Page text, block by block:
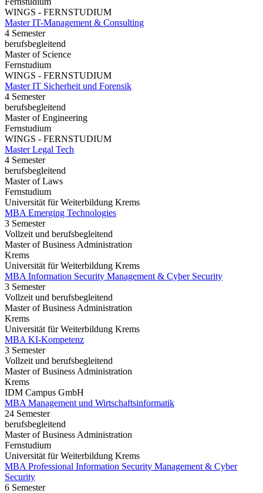
WINGS - FERNSTUDIUM
Master IT-Management & Consulting
4 Semester
berufsbegleitend
Master of Science
Fernstudium
WINGS - FERNSTUDIUM
Master IT Sicherheit und Forensik
4 Semester
berufsbegleitend
Master of Engineering
Fernstudium
WINGS - FERNSTUDIUM
Master Legal Tech
4 Semester
berufsbegleitend
Master of Laws
Fernstudium
Universität für Weiterbildung Krems
MBA Emerging Technologies
3 Semester
Vollzeit und berufsbegleitend
Master of Business Administration
Krems
Universität für Weiterbildung Krems
MBA Information Security Management & Cyber Security
3 Semester
Vollzeit und berufsbegleitend
Master of Business Administration
Krems
Universität für Weiterbildung Krems
MBA KI-Kompetenz
3 Semester
Vollzeit und berufsbegleitend
Master of Business Administration
Krems
IDM Campus GmbH
MBA Management und Wirtschaftsinformatik
24 Semester
berufsbegleitend
Master of Business Administration
Fernstudium
Universität für Weiterbildung Krems
MBA Professional Information Security Management & Cyber
Security
6 Semester